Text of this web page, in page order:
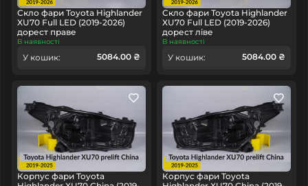
Скло фари Toyota Highlander
XU70 Full LED (2019-2026)
дорест праве
В наявності
У кошик: 5084.00 ₴
Скло фари Toyota Highlander
XU70 Full LED (2019-2026)
дорест ліве
В наявності
У кошик: 5084.00 ₴
Корпус фари Toyota
Корпус фари Toyota